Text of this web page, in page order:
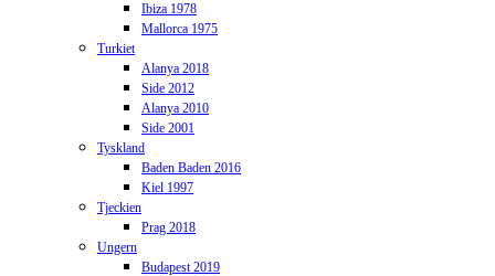
Ibiza 1978
Mallorca 1975
Turkiet
Alanya 2018
Side 2012
Alanya 2010
Side 2001
Tyskland
Baden Baden 2016
Kiel 1997
Tjeckien
Prag 2018
Ungern
Budapest 2019